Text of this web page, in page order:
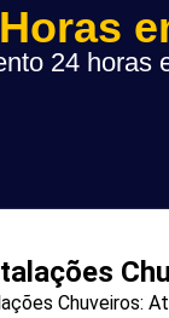
24 horas
Chuveiros: